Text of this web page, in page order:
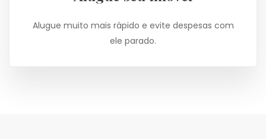
Alugue muito mais rápido e evite despesas com
ele parado.